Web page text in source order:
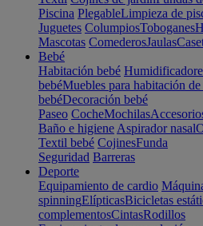
Piscina PlegableLimpieza de
Juguetes ColumpiosToboganes
Mascotas ComederosJaulas
Bebé
Habitación bebé
bebéMuebles para habitación de
bebéDecoración bebé
Paseo CocheMochilas
Baño e higiene Aspirador nasal
Textil bebé CojinesFunda
Seguridad Barreras
Deporte
Equipamiento de cardio
spinningElípticasBicicletas
complementosCintasRodillos